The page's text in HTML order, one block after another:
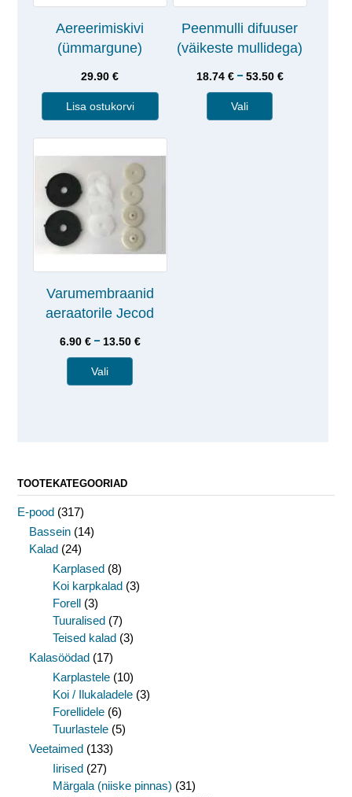
Aereerimiskivi
(ümmargune)
29.90€
Lisa ostukorvi
Peenmulli difuuser
(väikeste mullidega)
18.74 € – 53.50 €
Vali
Varumembraanid
aeraatorile Jecod
6.90 € – 13.50 €
Vali
TOOTEKATEGOORIAD
E-pood (317)
Bassein (14)
Kalad (24)
Karplased (8)
Koi karpkalad (3)
Forell (3)
Tuuralised (7)
Teised kalad (3)
Kalasöödad (17)
Karplastele (10)
Koi / Ilukaladele (3)
Forellidele (6)
Tuurlastele (5)
Veetaimed (133)
Iirised (27)
Märgala (niiske pinnas) (31)